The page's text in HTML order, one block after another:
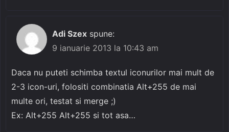
Adi Szex spune:
9 ianuarie 2013 la 10:43 am
Daca nu puteti schimba textul iconurilor mai mult de
2-3 icon-uri, folositi combinatia Alt+255 de mai
multe ori, testat si merge ;)
Ex: Alt+255 Alt+255 si tot asa…